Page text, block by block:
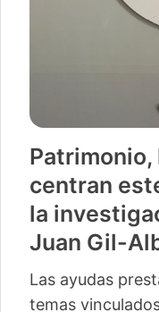
Vuelve
actividades
municipios
La segunda
Alicantino de
comienza este